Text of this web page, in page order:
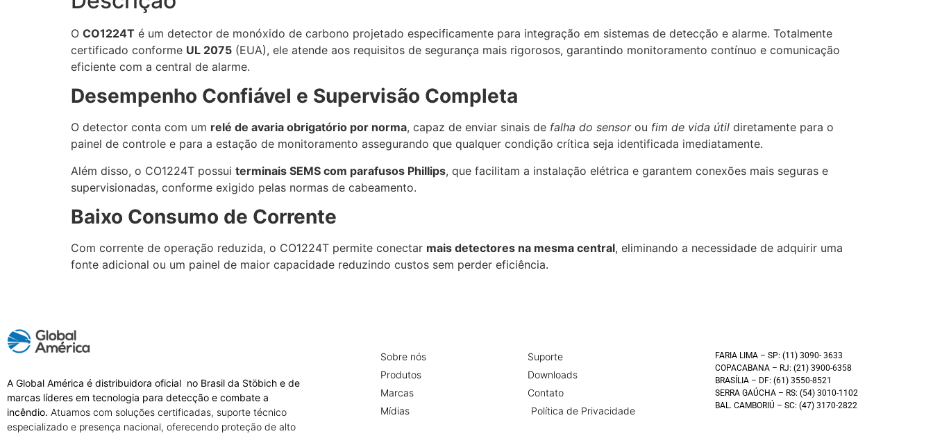
O CO1224T é um detector de monóxido de carbono projetado especificamente para integração em sistemas de detecção e alarme. Totalmente
certificado conforme UL 2075 (EUA), ele atende aos requisitos de segurança mais rigorosos, garantindo monitoramento contínuo e comunicação
eficiente com a central de alarme.
Desempenho Confiável e Supervisão Completa
O detector conta com um relé de avaria obrigatório por norma, capaz de enviar sinais de falha do sensorou fim de vida útil diretamente para o
painel de controle e para a estação de monitoramento assegurando que qualquer condição crítica seja identificada imediatamente.
Além disso, o CO1224T possui terminais SEMS com parafusos Phillips, que facilitam a instalação elétrica e garantem conexões mais seguras e
supervisionadas, conforme exigido pelas normas de cabeamento.
Baixo Consumo de Corrente
Com corrente de operação reduzida, o CO1224T permite conectar mais detectores na mesma central, eliminando a necessidade de adquirir uma
fonte adicional ou um painel de maior capacidade reduzindo custos sem perder eficiência.
A Global América é distribuidora oficial no Brasil da Stöbich e de
marcas líderes em tecnologia para detecção e combate a
incêndio. Atuamos com soluções certificadas, suporte técnico
especializado e presença nacional, oferecendo proteção de alto
Sobre nós
Produtos
Marcas
Mídias
Suporte
Downloads
Contato
Política de Privacidade
FARIA LIMA – SP: (11) 3090- 3633
COPACABANA – RJ: (21) 3900-6358
BRASÍLIA – DF: (61) 3550-8521
SERRA GAÚCHA – RS: (54) 3010-1102
BAL. CAMBORIÚ – SC: (47) 3170-2822